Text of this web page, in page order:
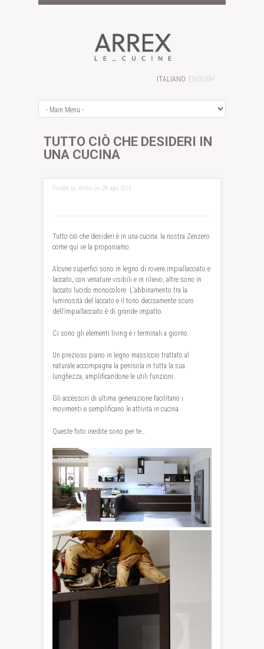
ITALIANO ENGLISH
TUTTO CIÒ CHE DESIDERI IN
UNA CUCINA
Posted by Arrex on 29 ago 2016
Tutto ciò che desideri è in una cucina: la nostra Zenzero
come qui ve la proponiamo.
Alcune superfici sono in legno di rovere impiallacciato e
laccato, con venature visibili e in rilievo, altre sono in
laccato lucido monocolore. L’abbinamento tra la
luminosità del laccato e il tono decisamente scuro
dell’impiallacciato è di grande impatto.
Ci sono gli elementi living e i terminali a giorno.
Un prezioso piano in legno massiccio trattato al
naturale accompagna la penisola in tutta la sua
lunghezza, amplificandone le utili funzioni.
Gli accessori di ultima generazione facilitano i
movimenti e semplificano le attività in cucina.
Queste foto inedite sono per te…